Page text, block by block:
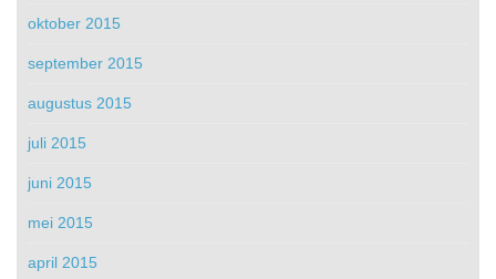
oktober 2015
september 2015
augustus 2015
juli 2015
juni 2015
mei 2015
april 2015